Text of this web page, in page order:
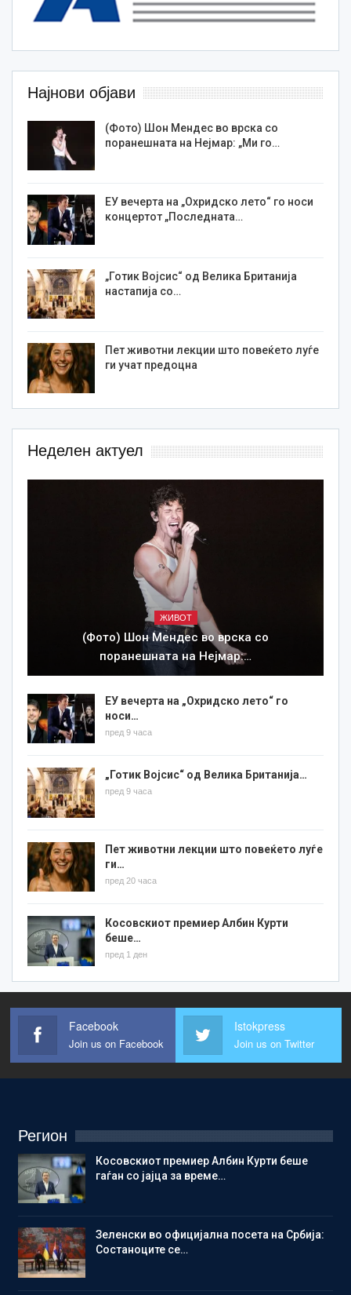
Најнови објави
(Фото) Шон Мендес во врска со
поранешната на Нејмар: „Ми го…
ЕУ вечерта на „Охридско лето“ го носи
концертот „Последната…
„Готик Војсис“ од Велика Британија
настапија со…
Пет животни лекции што повеќето луѓе
ги учат предоцна
Неделен актуел
ЖИВОТ
(Фото) Шон Мендес во врска со
поранешната на Нејмар:…
ЕУ вечерта на „Охридско лето“ го
носи…
пред 9 часа
„Готик Војсис“ од Велика Британија…
пред 9 часа
Пет животни лекции што повеќето луѓе
ги…
пред 20 часа
Косовскиот премиер Албин Курти
беше…
пред 1 ден
Facebook
Join us on Facebook
Istokpress
Join us on Twitter
Регион
Косовскиот премиер Албин Курти беше
гаѓан со јајца за време…
Зеленски во официјална посета на Србија:
Состаноците се…